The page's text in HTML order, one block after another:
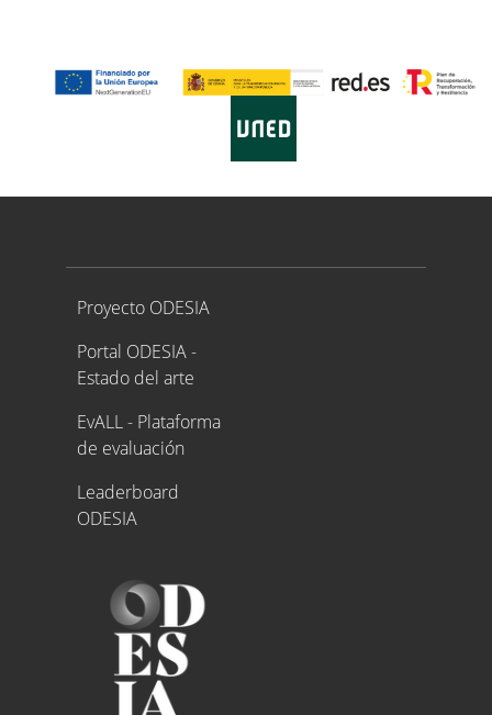
Proyecto ODESIA
Proyecto ODESIA
Portal ODESIA -
Estado del arte
EvALL - Plataforma
de evaluación
Leaderboard
ODESIA